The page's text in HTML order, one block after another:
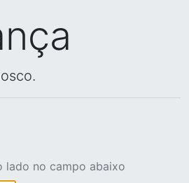
lado no campo abaixo